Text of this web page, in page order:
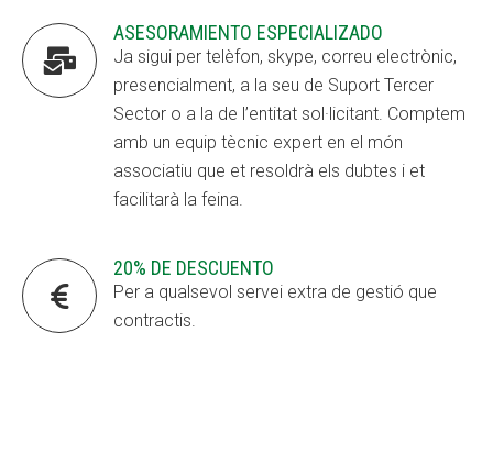

ASESORAMIENTO ESPECIALIZADO
Ja sigui per telèfon, skype, correu electrònic,
presencialment, a la seu de Suport Tercer
Sector o a la de l’entitat sol·licitant. Comptem
amb un equip tècnic expert en el món
associatiu que et resoldrà els dubtes i et
facilitarà la feina.

20% DE DESCUENTO
Per a qualsevol servei extra de gestió que
contractis.